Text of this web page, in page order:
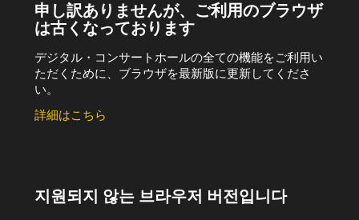
申し訳ありませんが、ご利用のブラウザ
は古くなっております
デジタル・コンサートホールの全ての機能をご利用い
ただくために、ブラウザを最新版に更新してくださ
い。
詳細はこちら
지원되지 않는 브라우저 버전입니다